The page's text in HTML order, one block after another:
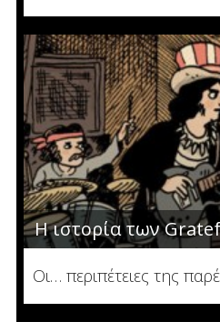
Η ιστορία των
Οι… περιπέτειες της